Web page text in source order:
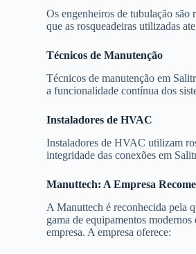
Os engenheiros de tubulação são
que as rosqueadeiras utilizadas
Técnicos de Manutenção
Técnicos de manutenção em
a funcionalidade contínua dos
Instaladores de HVAC
Instaladores de HVAC utilizam
integridade das conexões em
Manuttech: A Empresa
A Manuttech é reconhecida pela
gama de equipamentos
empresa. A empresa oferece: